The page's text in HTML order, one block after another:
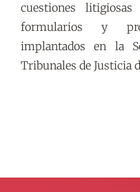
cuestiones
formularios y
implantados en la
Tribunales de Justicia